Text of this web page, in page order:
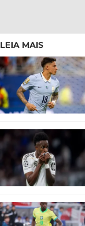
LEIA MAIS